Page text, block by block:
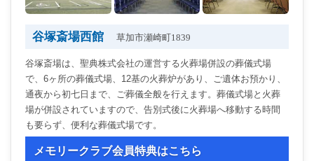
谷塚斎場西館 草加市瀬崎町1839
谷塚斎場は、聖典株式会社の運営する火葬場併設の葬儀式場
で、6ヶ所の葬儀式場、12基の火葬炉があり、ご遺体お預かり、
通夜から初七日まで、ご葬儀全般を行えます。葬儀式場と火葬
場が併設されていますので、告別式後に火葬場へ移動する時間
も要らず、便利な葬儀式場です。
メモリークラブ会員特典はこちら